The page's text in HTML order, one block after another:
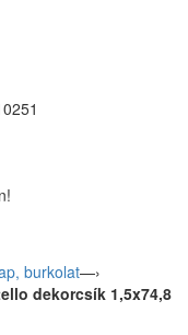
burkolat—›
dekorcsík 1,5x74,8